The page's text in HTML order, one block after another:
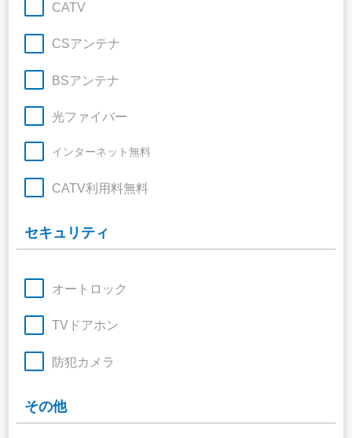
CATV
CSアンテナ
BSアンテナ
光ファイバー
インターネット無料
CATV利用料無料
セキュリティ
オートロック
TVドアホン
防犯カメラ
その他